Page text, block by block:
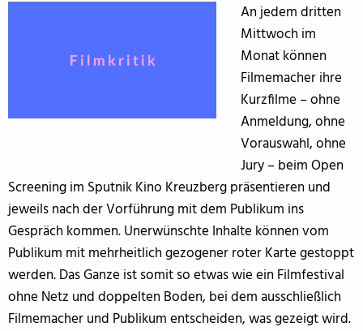
An jedem dritten
Mittwoch im
Monat können
Filmemacher ihre
Kurzfilme – ohne
Anmeldung, ohne
Vorauswahl, ohne
Jury – beim Open
Screening im Sputnik Kino Kreuzberg präsentieren und
jeweils nach der Vorführung mit dem Publikum ins
Gespräch kommen. Unerwünschte Inhalte können vom
Publikum mit mehrheitlich gezogener roter Karte gestoppt
werden. Das Ganze ist somit so etwas wie ein Filmfestival
ohne Netz und doppelten Boden, bei dem ausschließlich
Filmemacher und Publikum entscheiden, was gezeigt wird.